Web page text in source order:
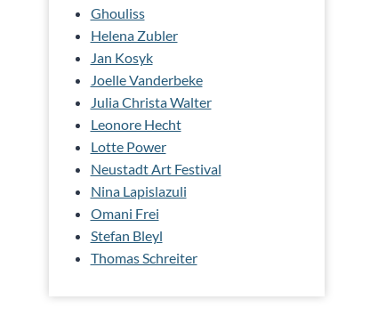
Ghouliss
Helena Zubler
Jan Kosyk
Joelle Vanderbeke
Julia Christa Walter
Leonore Hecht
Lotte Power
Neustadt Art Festival
Nina Lapislazuli
Omani Frei
Stefan Bleyl
Thomas Schreiter